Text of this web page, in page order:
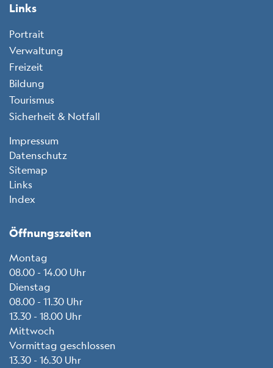
Links
Portrait
Verwaltung
Freizeit
Bildung
Tourismus
Sicherheit & Notfall
Toolbar
Impressum
Datenschutz
Sitemap
Links
Index
Öffnungszeiten
Montag
08.00 - 14.00 Uhr
Dienstag
08.00 - 11.30 Uhr
13.30 - 18.00 Uhr
Mittwoch
Vormittag geschlossen
13.30 - 16.30 Uhr